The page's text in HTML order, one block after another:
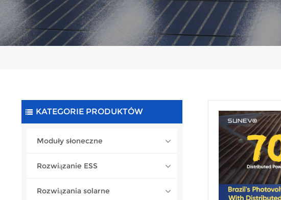
KATEGORIE PRODUKTÓW
Moduły słoneczne
Rozwiązanie ESS
Rozwiązania solarne